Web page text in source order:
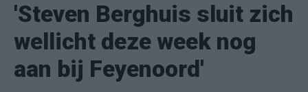
'Steven Berghuis sluit zich
wellicht deze week nog
aan bij Feyenoord'